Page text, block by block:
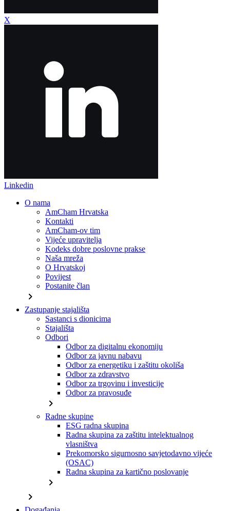
X
Linkedin
O nama
AmCham Hrvatska
Kontakti
AmCham-ov tim
Vijeće upravitelja
Kodeks dobre poslovne prakse
Naša mreža
O Hrvatskoj
Povijest
Postanite član
chevron_right
Zastupanje stajališta
Sastanci s dionicima
Stajališta
Odbori
Odbor za digitalnu ekonomiju
Odbor za javnu nabavu
Odbor za energetiku i zaštitu okoliša
Odbor za zdravstvo
Odbor za trgovinu i investicije
Odbor za pravosuđe
chevron_right
Radne skupine
ESG radna skupina
Radna skupina za zaštitu intelektualnog
vlasništva
Prekomorsko sigurnosno savjetodavno vijeće
(OSAC)
Radna skupina za kartično poslovanje
chevron_right
chevron_right